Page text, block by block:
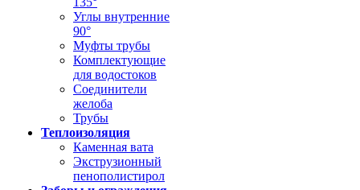
Углы внутренние
90°
Муфты трубы
Комплектующие
для водостоков
Соединители
желоба
Трубы
Теплоизоляция
Каменная вата
Экструзионный
пенополистирол